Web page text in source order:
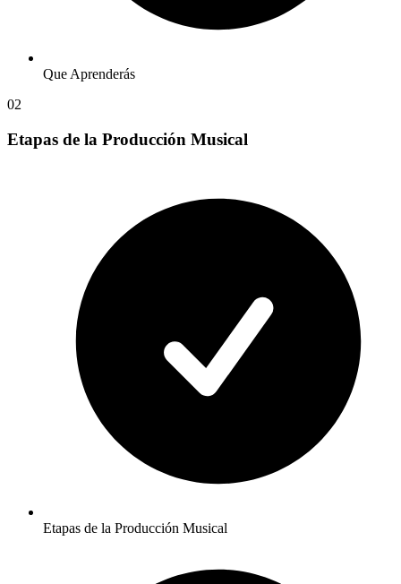
Que Aprenderás
02
Etapas de la Producción Musical
Etapas de la Producción Musical